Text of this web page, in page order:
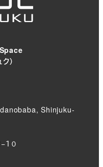
）
Shinjuku-
０